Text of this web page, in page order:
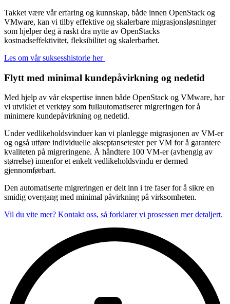
Takket være vår erfaring og kunnskap, både innen OpenStack og
VMware, kan vi tilby effektive og skalerbare migrasjonsløsninger
som hjelper deg å raskt dra nytte av OpenStacks
kostnadseffektivitet, fleksibilitet og skalerbarhet.
Les om vår suksesshistorie her
Flytt med minimal kundepåvirkning og nedetid
Med hjelp av vår ekspertise innen både OpenStack og VMware, har
vi utviklet et verktøy som fullautomatiserer migreringen for å
minimere kundepåvirkning og nedetid.
Under vedlikeholdsvinduer kan vi planlegge migrasjonen av VM-er
og også utføre individuelle akseptansetester per VM for å garantere
kvaliteten på migreringene. Å håndtere 100 VM-er (avhengig av
størrelse) innenfor et enkelt vedlikeholdsvindu er dermed
gjennomførbart.
Den automatiserte migreringen er delt inn i tre faser for å sikre en
smidig overgang med minimal påvirkning på virksomheten.
Vil du vite mer? Kontakt oss, så forklarer vi prosessen mer detaljert.